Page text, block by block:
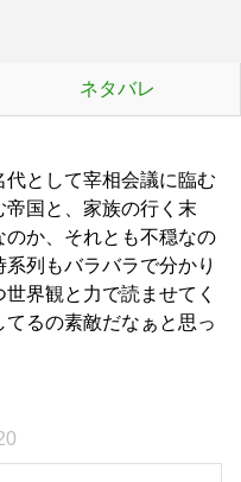
ネタバレ
として宰相会議に臨む
帝国と、家族の行く末
か、それとも不穏なの
列もバラバラで分かり
界観と力で読ませてく
るの素敵だなぁと思っ